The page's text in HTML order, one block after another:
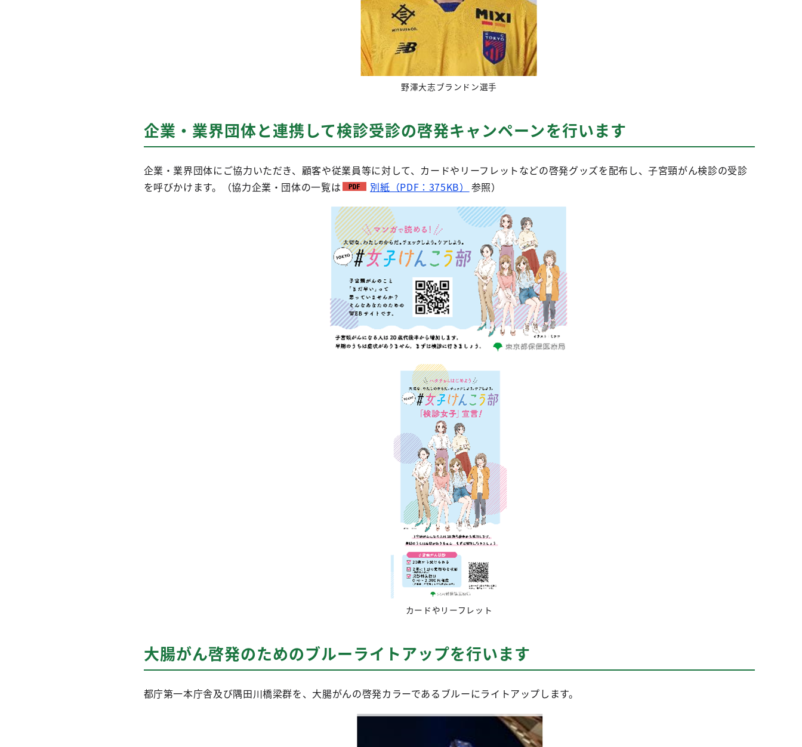
野澤大志ブランドン選手
企業・業界団体と連携して検診受診の啓発キャンペーンを行います
企業・業界団体にご協力いただき、顧客や従業員等に対して、カードやリーフレットなどの啓発グッズを配布し、子宮頸がん検診の受診
を呼びかけます。（協力企業・団体の一覧は
別紙（PDF：375KB） 参照）
カードやリーフレット
大腸がん啓発のためのブルーライトアップを行います
都庁第一本庁舎及び隅田川橋梁群を、大腸がんの啓発カラーであるブルーにライトアップします。